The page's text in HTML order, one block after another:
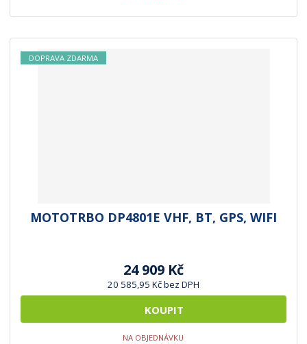
DOPRAVA ZDARMA
MOTOTRBO DP4801E VHF, BT, GPS, WIFI
24 909 Kč
20 585,95 Kč bez DPH
KOUPIT
NA OBJEDNÁVKU